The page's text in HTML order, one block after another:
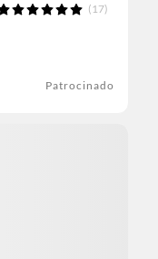
(17)
Patrocinado